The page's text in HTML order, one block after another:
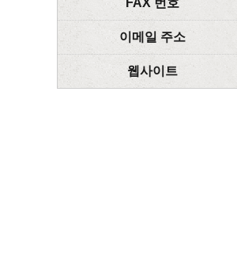
이메일 주소
웹사이트